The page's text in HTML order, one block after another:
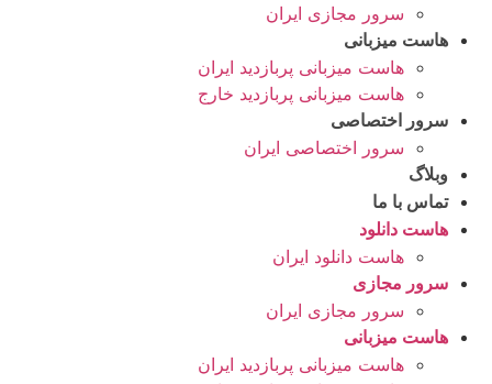
سرور مجازی ایران
هاست میزبانی
هاست میزبانی پربازدید ایران
هاست میزبانی پربازدید خارج
سرور اختصاصی
سرور اختصاصی ایران
وبلاگ
تماس با ما
هاست دانلود
هاست دانلود ایران
سرور مجازی
سرور مجازی ایران
هاست میزبانی
هاست میزبانی پربازدید ایران